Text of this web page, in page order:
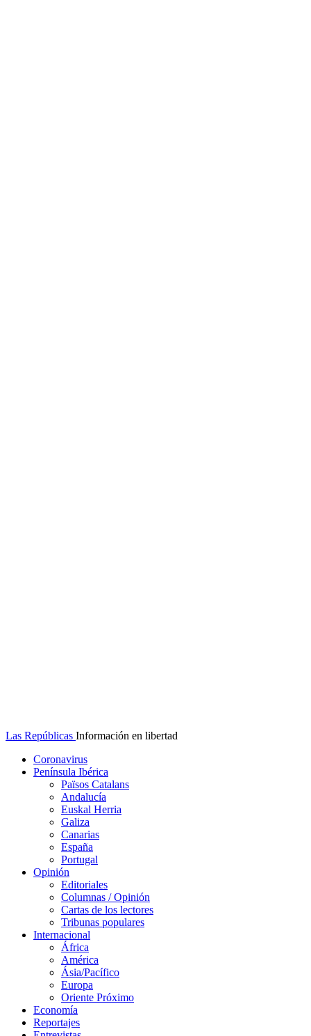
Las Repúblicas Información en libertad
Coronavirus
Península Ibérica
Països Catalans
Andalucía
Euskal Herria
Galiza
Canarias
España
Portugal
Opinión
Editoriales
Columnas / Opinión
Cartas de los lectores
Tribunas populares
Internacional
África
América
Ásia/Pacífico
Europa
Oriente Próximo
Economía
Reportajes